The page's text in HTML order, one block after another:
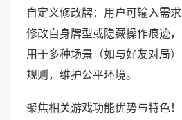
自定义修改牌：用户可输入需
修改自身牌型或隐藏操作痕迹
用于多种场景（如与好友对局
规则，维护公平环境。
聚焦相关游戏功能优势与特色！